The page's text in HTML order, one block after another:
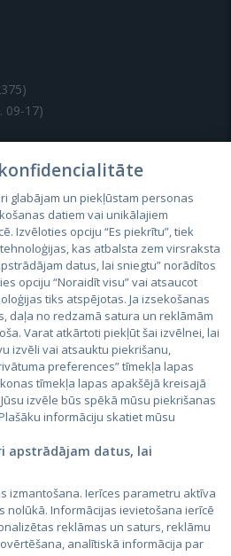
09-17)
CVbankas.lt
Kainos.lt
Paslaugos.lt
auto24.ee
glabājam un piekļūstam personas
datiem vai unikālajiem
Izvēloties opciju “Es piekrītu”, tiek
kas atbalsta zem virsraksta
datus, lai sniegtu” norādītos
opciju “Noraidīt visu” vai atsaucot
tiks atspējotas. Ja izsekošanas
daļa no redzamā satura un reklāmām
Varat atkārtoti piekļūt šai izvēlnei, lai
izvēli vai atsauktu piekrišanu,
preferences” tīmekļa lapas
tīmekļa lapas apakšējā kreisajā
izvēle būs spēkā mūsu piekrišanas
informāciju skatiet mūsu
apstrādājam datus, lai
izmantošana. Ierīces parametru aktīva
nolūkā. Informācijas ievietošana ierīcē
reklāmas un saturs, reklāmu
analītiskā informācija par